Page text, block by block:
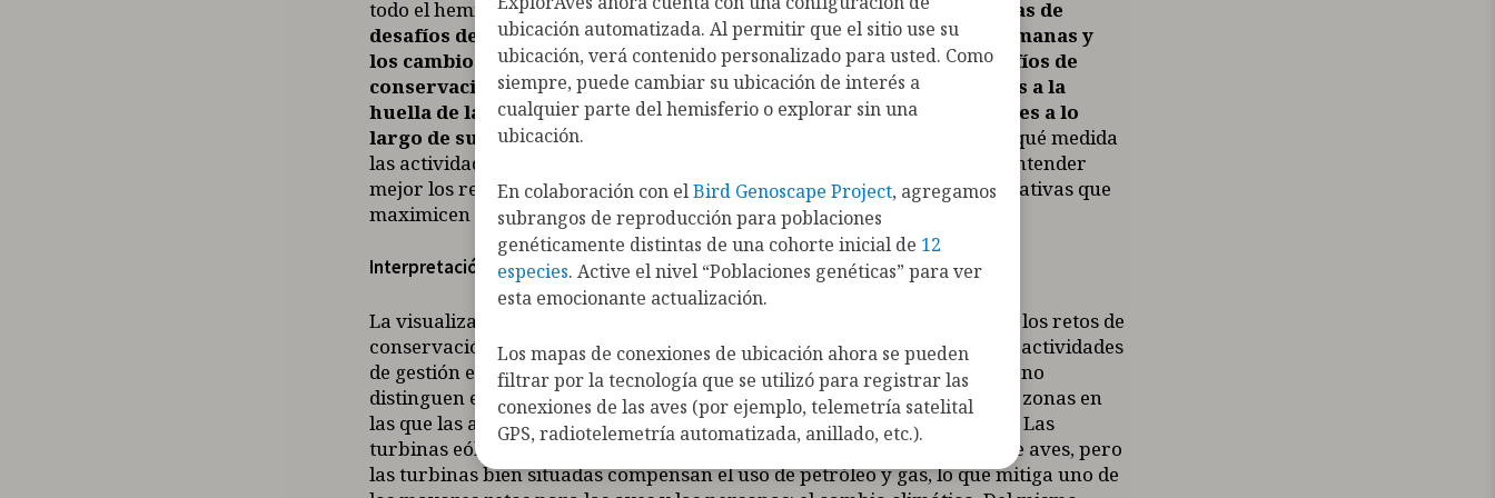
todo el hemisferio, a través de la lente de las aves migratorias.
Los mapas de
desafíos de conservación muestran la huella de las actividades humanas y
los cambios ambientales en todo el hemisferio. Los mapas de desafíos de
conservación de especies muestran dónde están expuestas las aves a la
huella de las actividades humanas y a los cambios medioambientales a lo
largo de su viaje migratorio anual.
Al visualizar dónde, cuándo y en qué medida
las actividades humanas coexisten con las aves migratorias, podemos entender
mejor los retos a los que se enfrentan las aves y explorar soluciones creativas que
maximicen los beneficios para las aves y las personas.
Interpretación de los mapas de desafíos de conservación
La visualización del grado de solapamiento entre las aves migratorias y los retos de
conservación ilustra la importancia de tener en cuenta a las aves en las actividades
de gestión en todo el hemisferio. Los mapas de desafíos de conservación no
distinguen entre zonas positivas o negativas para las aves, y en algunas zonas en
las que las aves están expuestas a desafíos, éstos ya se están abordando. Las
turbinas eólicas mal ubicadas pueden causar mortalidad por colisión de aves, pero
las turbinas bien situadas compensan el uso de petróleo y gas, lo que mitiga uno de
ubicación automatizada. Al permitir que el sitio use su
ubicación, verá contenido personalizado para usted. Como
siempre, puede cambiar su ubicación de interés a
cualquier parte del hemisferio o explorar sin una
ubicación.
En colaboración con elBird Genoscape Project, agregamos
subrangos de reproducción para poblaciones
genéticamente distintas de una cohorte inicial de 12
especies. Active el nivel “Poblaciones genéticas” para ver
esta emocionante actualización.
Los mapas de conexiones de ubicación ahora se pueden
filtrar por la tecnología que se utilizó para registrar las
conexiones de las aves (por ejemplo, telemetría satelital
GPS, radiotelemetría automatizada, anillado, etc.).